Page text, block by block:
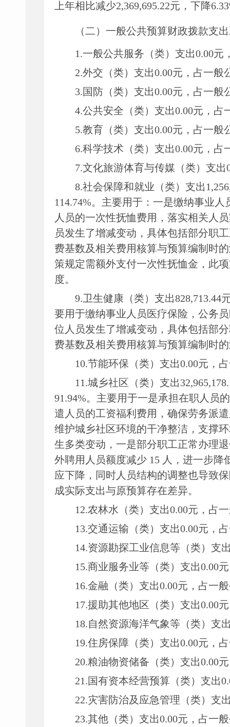
上年相比减少2,369,695.22元，下降6.33
（二）一般公共预算财政拨款支
1.一般公共服务（类）支出0.00元
2.外交（类）支出0.00元 ， 占一般
3.国防（类）支出0.00元 ， 占一般
4.公共安全（类）支出0.00元 ， 占
5.教育（类）支出0.00元， 占一般
6.科学技术（类）支出0.00元， 占
7.文化旅游体育与传媒（类）支出
8.社会保障和就业（类）支出
114.74%。 主要用于 ： 一是缴纳事业人
人员的一次性抚恤费用，落实相关人
员发生了增减变动，具体包括部分职
费基数及相关费用核算与预算编制时
策规定需额外支付一次性抚恤金，此
度。
9.卫生健康（类）支出828,713.44
要用于缴纳事业人员医疗保险，公务员
位人员发生了增减变动，具体包括部
费基数及相关费用核算与预算编制时
10.节能环保（类）支出0.00元 ，
11.城乡社区（类）支出32,965,
91.94%。主要用于一是承担在职人员
遣人员的工资福利费用，确保劳务派
维护城乡社区环境的干净整洁，支撑
生多类变动，一是部分职工正常办理
外聘用人员额度减少 15 人，进一步降
应下降，同时人员结构的调整也导致
成实际支出与原预算存在差异。
12.农林水（类）支出0.00元 ， 占
13.交通运输（类）支出0.00元 ，
14.资源勘探工业信息等（类）支
15.商业服务业等（类）支出0.00元
16.金融（类）支出0.00元 ， 占一
17.援助其他地区（类）支出0.00元
18.自然资源海洋气象等（类）支
19.住房保障（类）支出0.00元 ，
20.粮油物资储备（类）支出0.00元
21.国有资本经营预算（类）支出
22.灾害防治及应急管理（类）支
23.其他（类）支出0.00元 ， 占一